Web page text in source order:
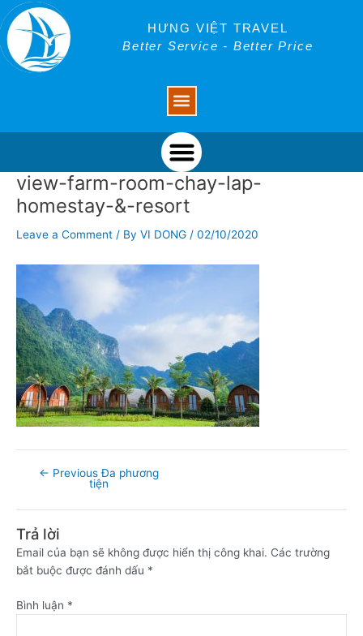
Skip
to
content
HƯNG VIỆT TRAVEL
Better Service - Better Price
Menu
view-farm-room-chay-lap-
homestay-&-resort
Leave a Comment / By VI DONG / 02/10/2020
Post
navigation
← Previous Đa phương
tiện
Trả lời
Email của bạn sẽ không được hiển thị công khai. Các trường
bắt buộc được đánh dấu *
Bình luận *